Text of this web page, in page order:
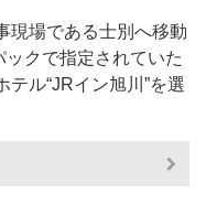
現場である士別へ移動
クで指定されていた
ル“JRイン旭川”を選